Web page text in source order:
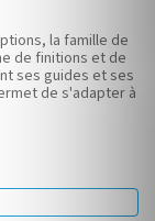
la famille de
de finitions et de
ses guides et ses
de s'adapter à